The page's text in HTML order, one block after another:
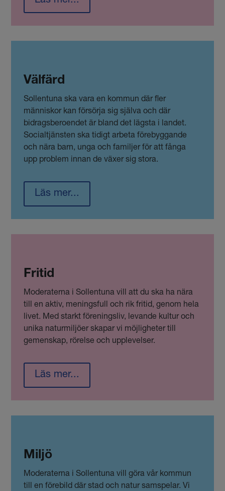
Välfärd
Sollentuna ska vara en kommun där fler
människor kan försörja sig själva och där
bidragsberoendet är bland det lägsta i landet.
Socialtjänsten ska tidigt arbeta förebyggande
och nära barn, unga och familjer för att fånga
upp problem innan de växer sig stora.
Läs mer...
Fritid
Moderaterna i Sollentuna vill att du ska ha nära
till en aktiv, meningsfull och rik fritid, genom hela
livet. Med starkt föreningsliv, levande kultur och
unika naturmiljöer skapar vi möjligheter till
gemenskap, rörelse och upplevelser.
Läs mer...
Miljö
Moderaterna i Sollentuna vill göra vår kommun
till en förebild där stad och natur samspelar. Vi